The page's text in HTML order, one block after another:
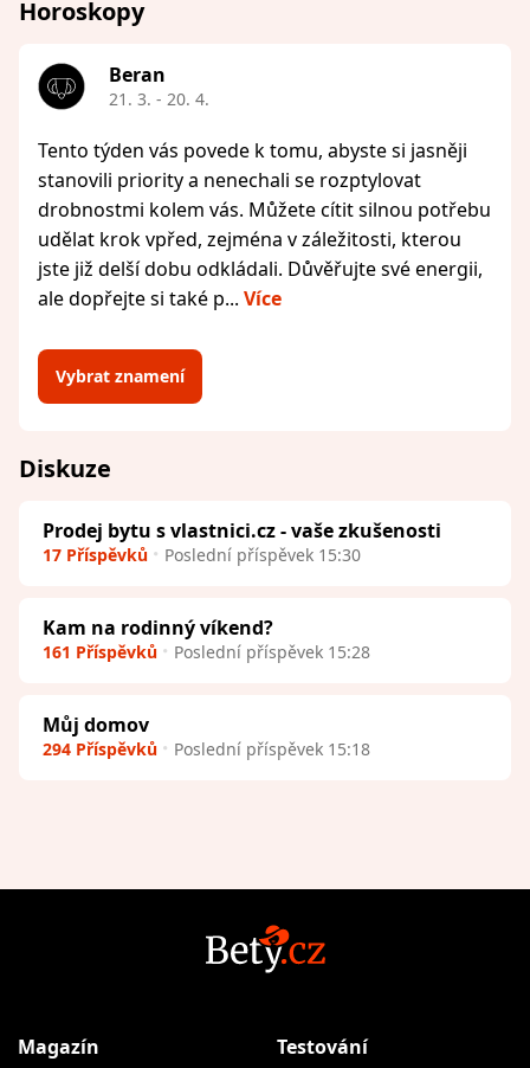
Horoskopy
Beran
21. 3. - 20. 4.
Tento týden vás povede k tomu, abyste si jasněji
stanovili priority a nenechali se rozptylovat
drobnostmi kolem vás. Můžete cítit silnou potřebu
udělat krok vpřed, zejména v záležitosti, kterou
jste již delší dobu odkládali. Důvěřujte své energii,
ale dopřejte si také p... Více
Vybrat znamení
Diskuze
Prodej bytu s vlastnici.cz - vaše zkušenosti
17 Příspěvků Poslední příspěvek 15:30
Kam na rodinný víkend?
161 Příspěvků Poslední příspěvek 15:28
Můj domov
294 Příspěvků Poslední příspěvek 15:18
Magazín Testování